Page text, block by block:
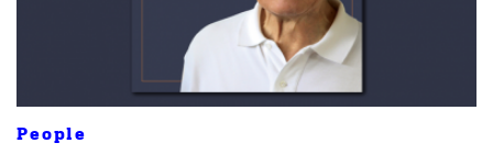
People